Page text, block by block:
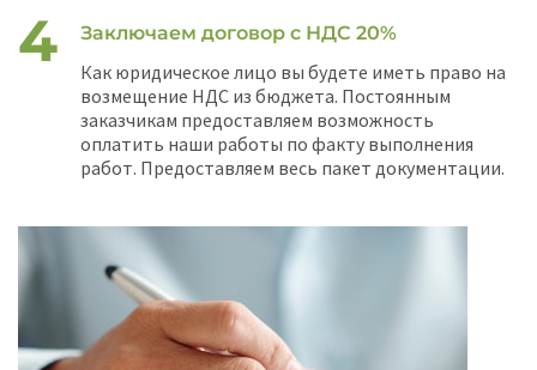
Заключаем договор с НДС 20%
Как юридическое лицо вы будете иметь право на
возмещение НДС из бюджета. Постоянным
заказчикам предоставляем возможность
оплатить наши работы по факту выполнения
работ. Предоставляем весь пакет документации.